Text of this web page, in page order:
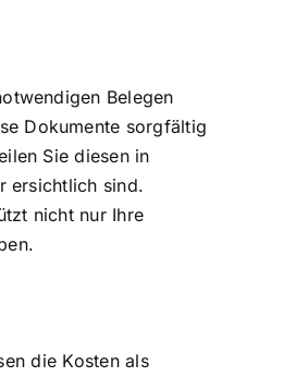
Belegen
Dokumente sorgfältig
Sie diesen in
ersichtlich sind.
nicht nur Ihre
die Kosten als